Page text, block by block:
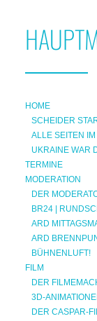
HOME
SCHEIDER
ALLE SEITEN
UKRAINE WAR
TERMINE
MODERATION
DER
BR24 |
ARD
ARD
BÜHNENLUFT!
FILM
DER
3D-
DER CASPAR-